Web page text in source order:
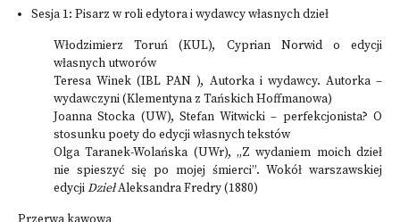
Sesja 1: Pisarz w roli edytora i wydawcy własnych dzieł
Włodzimierz Toruń (KUL), Cyprian Norwid o edycji
własnych utworów
Teresa Winek (IBL PAN ), Autorka i wydawcy. Autorka –
wydawczyni (Klementyna z Tańskich Hoffmanowa)
Joanna Stocka (UW), Stefan Witwicki – perfekcjonista? O
stosunku poety do edycji własnych tekstów
Olga Taranek-Wolańska (UWr), „Z wydaniem moich dzieł
nie spieszyć się po mojej śmierci”. Wokół warszawskiej
edycjiDziełAleksandra Fredry (1880)